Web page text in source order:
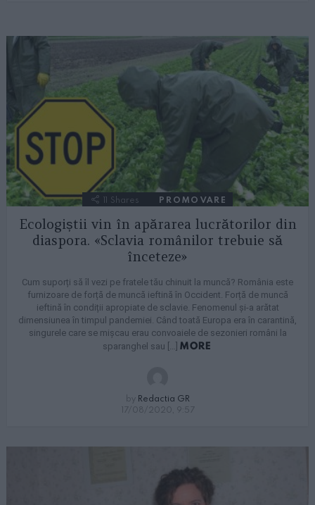
11 Shares PROMOVARE
Ecologiștii vin în apărarea lucrătorilor din
diaspora. «Sclavia românilor trebuie să
înceteze»
Cum suporți să îl vezi pe fratele tău chinuit la muncă? România este
furnizoare de forță de muncă ieftină în Occident. Forță de muncă
ieftină în condiții apropiate de sclavie. Fenomenul și-a arătat
dimensiunea în timpul pandemiei. Când toată Europa era în carantină,
singurele care se mișcau erau convoaiele de sezonieri români la
sparanghel sau […]MORE
by Redactia GR
17/08/2020, 9:57